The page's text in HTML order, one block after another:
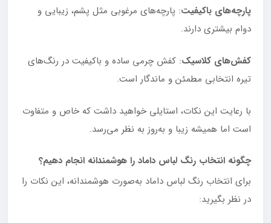
پارچه‌های باکیفیت: پارچه‌های مرغوبی مثل پشم، زیبایی و
دوام بیشتری دارند.
کفش‌های کلاسیک: کفش چرمی ساده و باکیفیت در رنگ‌های
تیره انتخابی مطمئن و ماندگار است.
با رعایت این نکات، استایلی خواهید داشت که خاص و متفاوت
است اما همیشه زیبا و به‌روز به نظر می‌رسد.
چگونه انتخاب رنگ لباس داماد را هوشمندانه انجام دهیم؟
برای انتخاب رنگ لباس داماد به‌صورت هوشمندانه، این نکات را
در نظر بگیرید: